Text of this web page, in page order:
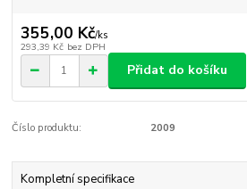
355,00 Kč/ks
293,39 Kč bez DPH
Přidat do košíku
Číslo produktu: 2009
Kompletní specifikace